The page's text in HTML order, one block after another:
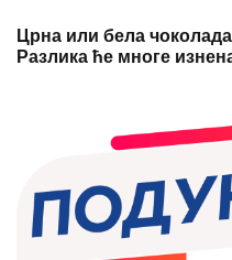
Црна или бела чоколада
Разлика ће многе